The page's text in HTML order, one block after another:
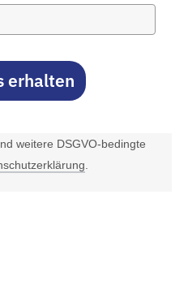
erhalten
weitere DSGVO-bedingte
.